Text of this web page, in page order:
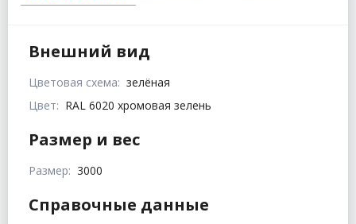
Внешний вид
Цветовая схема: зелёная
Цвет: RAL 6020 хромовая зелень
Размер и вес
Размер: 3000
Справочные данные